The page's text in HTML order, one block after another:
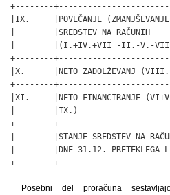
+--------
|IX.     |POVEČANJE
|        |SREDSTEV NA
|        |(I.+IV.+VII -II.-
+--------
|X.      |NETO
+--------
|XI.     |NETO
|        |IX.)
+--------
|        |STANJE SREDSTEV
|        |DNE 31.12.
+--------
Posebni del proračuna